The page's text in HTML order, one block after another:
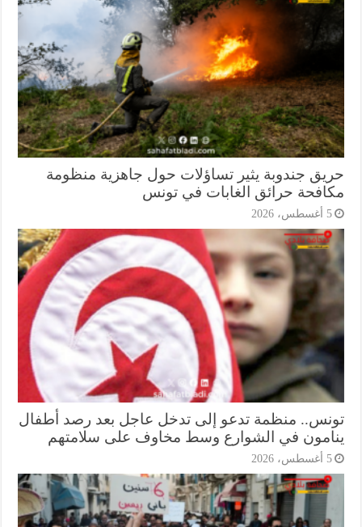
جندوبة يثير تساؤلات حول جاهزية منظومة
حرائق الغابات في تونس
منظمة تدعو إلى تدخل عاجل بعد رصد أطفال
في الشوارع وسط مخاوف على سلامتهم